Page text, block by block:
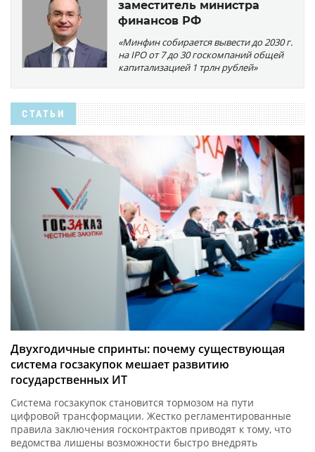
заместитель министра
финансов РФ
«Минфин собирается вывести до 2030 г.
на IPO от 7 до 30 госкомпаний общей
капитализацией 1 трлн рублей»
СТАТЬИ
Двухгодичные спринты: почему существующая
система госзакупок мешает развитию
государственных ИТ
Система госзакупок становится тормозом на пути
цифровой трансформации. Жестко регламентированные
правила заключения госконтрактов приводят к тому, что
ведомства лишены возможности быстро внедрять